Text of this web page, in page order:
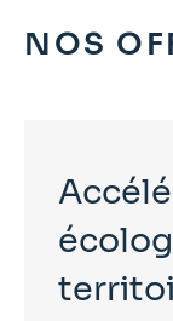
NOS
Accélérer la transition